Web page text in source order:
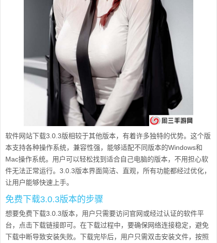
软件网站下载3.0.3版相较于其他版本，有着许多独特的优势。这个版
本支持各种操作系统，兼容性强，能够适配不同版本的Windows和
Mac操作系统。用户可以轻松找到适合自己电脑的版本，不用担心软
件无法正常运行。3.0.3版本界面简洁、直观，所有功能都经过优化，
让用户能够快速上手。
免费下载3.0.3版本的步骤
想要免费下载3.0.3版本，用户只需要访问官网或经过认证的软件平
台，点击下载链接即可。在下载过程中，要确保网络连接稳定，避免
下载中断导致安装失败。下载完毕后，用户只需双击安装文件，按照